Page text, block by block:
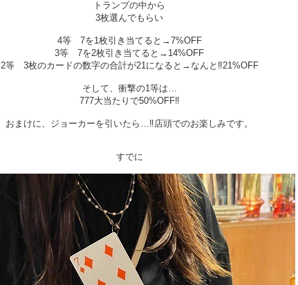
トランプの中から
3枚選んでもらい
4等 7を1枚引き当てると→7%OFF
3等 7を2枚引き当てると→14%OFF
2等 3枚のカードの数字の合計が21になると→なんと‼︎21%OFF
そして、衝撃の1等は…
777大当たりで50%OFF‼︎
おまけに、ジョーカーを引いたら…‼︎店頭でのお楽しみです。
すでに